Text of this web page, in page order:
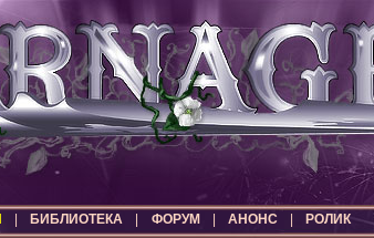
БИБЛИОТЕКА ФОРУМ АНОНС РОЛИК